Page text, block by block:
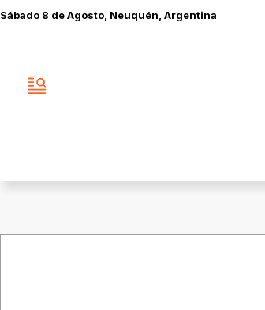
Sábado 8 deAgosto , Neuquén, Argentina